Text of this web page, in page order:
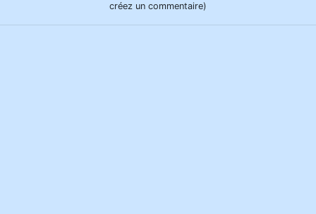
créez un commentaire)